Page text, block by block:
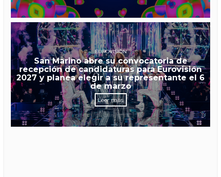
EUROVISIÓN ASIA
Eurovisión Asia 2026 detalla su calendario
de preselecciones que podrán seguirse en
directo en YouTube
Leer más